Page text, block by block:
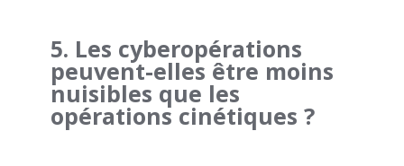
5. Les cyberopérations
peuvent-elles être moins
nuisibles que les
opérations cinétiques ?